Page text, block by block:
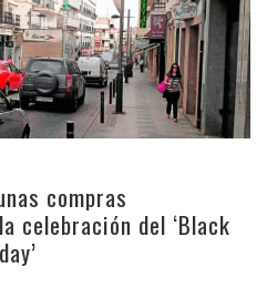
compras
celebración del ‘Black